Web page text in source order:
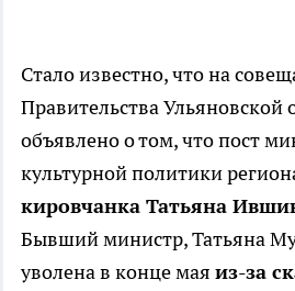
Стало известно, что на
Правительства Ульяновской
объявлено о том, что пост
культурной политики
кировчанка Татьяна
Бывший министр, Татьяна
уволена в конце мая из-за